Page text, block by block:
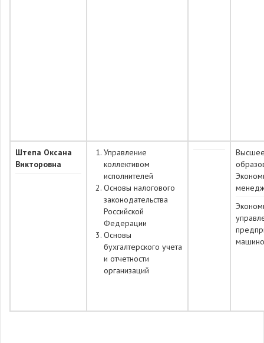
Штепа Оксана
Викторовна
Управление
коллективом
исполнителей
Основы налогового
законодательства
Российской
Федерации
Основы
бухгалтерского учета
и отчетности
организаций